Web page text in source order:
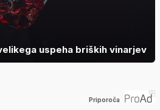
uspeha briških vinarjev
Priporoča